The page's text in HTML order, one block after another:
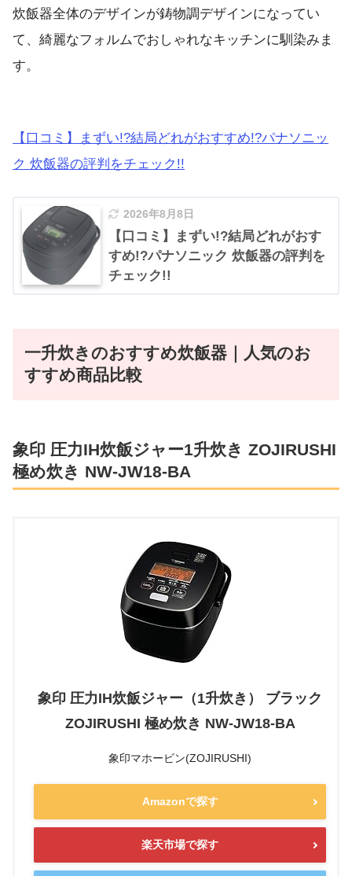
炊飯器全体のデザインが鋳物調デザインになってい
て、綺麗なフォルムでおしゃれなキッチンに馴染みま
す。
【口コミ】まずい!?結局どれがおすすめ!?パナソニッ
ク 炊飯器の評判をチェック!!
2026年8月8日
【口コミ】まずい!?結局どれがおす
すめ!?パナソニック 炊飯器の評判を
チェック!!
一升炊きのおすすめ炊飯器｜人気のお
すすめ商品比較
象印 圧力IH炊飯ジャー1升炊き ZOJIRUSHI
極め炊き NW-JW18-BA
象印 圧力IH炊飯ジャー（1升炊き） ブラック
ZOJIRUSHI 極め炊き NW-JW18-BA
象印マホービン(ZOJIRUSHI)
Amazonで探す
楽天市場で探す